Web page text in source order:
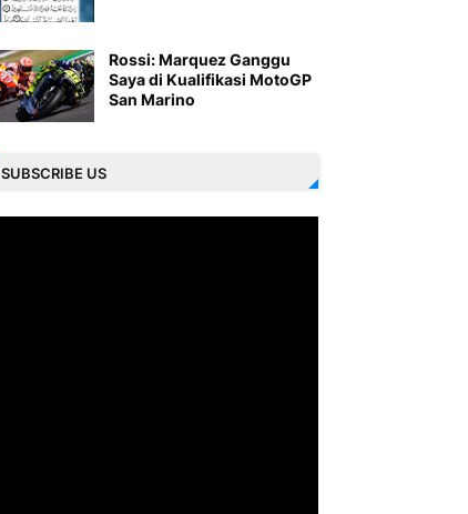
Rossi: Marquez Ganggu
Saya di Kualifikasi MotoGP
San Marino
SUBSCRIBE US